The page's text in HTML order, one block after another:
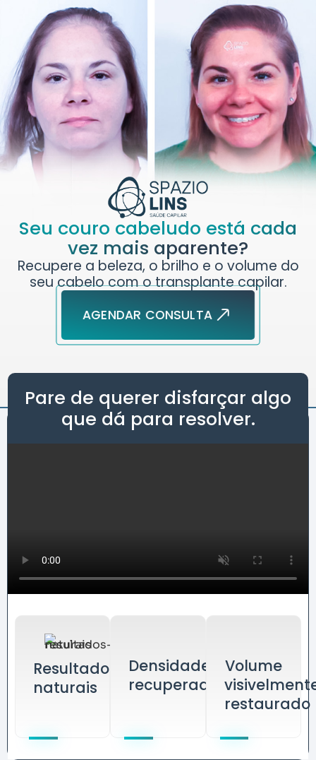
Seu couro cabeludo está cada
vez mais aparente?
Recupere a beleza, o brilho e o volume do
seu cabelo com o transplante capilar.
AGENDAR CONSULTA
Pare de querer disfarçar algo
que dá para resolver.
Resultados
naturais
Densidade
recuperada
Volume
restaurado